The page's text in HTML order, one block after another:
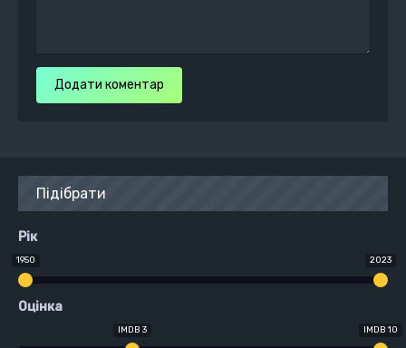
Додати коментар
Підібрати
Рік
1950 2023
Оцінка
IMDB 3 IMDB 10